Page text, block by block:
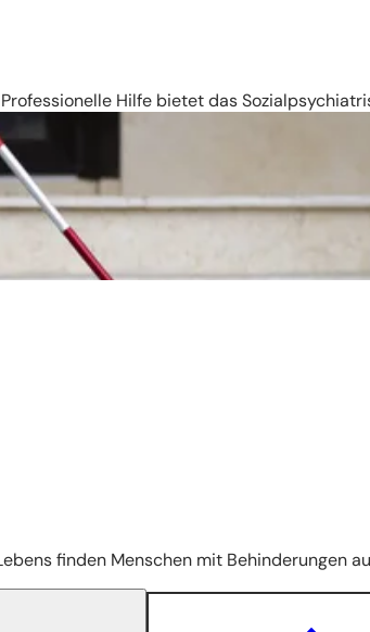
Hilfe bietet das
finden Menschen mit Behinderungen